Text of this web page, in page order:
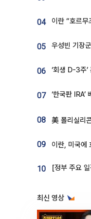
04
05
06
07
08
09
10
최신 영상